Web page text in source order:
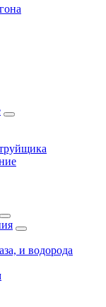
и водорода